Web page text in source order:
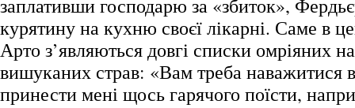
заплативши господарю за «збиток»,
курятину на кухню своєї лікарні. Саме в
Арто з’являються довгі списки омріяних
вишуканих страв: «Вам треба наважитися
принести мені щось гарячого поїсти,